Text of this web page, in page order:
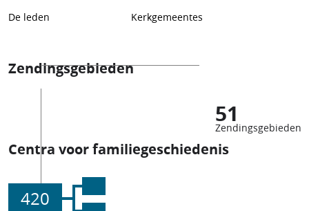
De leden Kerkgemeentes
Zendingsgebieden
51
Zendingsgebieden
Centra voor familiegeschiedenis
420